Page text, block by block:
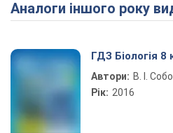
Аналоги іншого року
ГДЗ Біологія 8
Автори: В. І.
Рік: 2016